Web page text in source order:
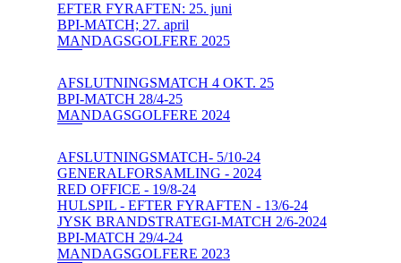
EFTER FYRAFTEN: 25. juni
BPI-MATCH; 27. april
MANDAGSGOLFERE 2025
AFSLUTNINGSMATCH 4 OKT. 25
BPI-MATCH 28/4-25
MANDAGSGOLFERE 2024
AFSLUTNINGSMATCH- 5/10-24
GENERALFORSAMLING - 2024
RED OFFICE - 19/8-24
HULSPIL - EFTER FYRAFTEN - 13/6-24
JYSK BRANDSTRATEGI-MATCH 2/6-2024
BPI-MATCH 29/4-24
MANDAGSGOLFERE 2023